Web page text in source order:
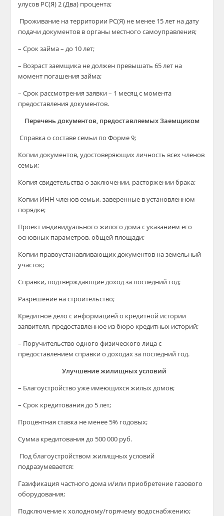
улусов РС(Я) 2 (Два) процента;
Проживание на территории РС(Я) не менее 15 лет на дату
подачи документов в органы местного самоуправления;
– Срок займа – до 10 лет;
– Возраст заемщика не должен превышать 65 лет на
момент погашения займа;
– Срок рассмотрения заявки – 1 месяц с момента
предоставления документов.
Перечень документов, предоставляемых Заемщиком
Справка о составе семьи по Форме 9;
Копии документов, удостоверяющих личность всех членов
семьи;
Копия свидетельства о заключении, расторжении брака;
Копии ИНН членов семьи, заверенные в установленном
порядке;
Проект индивидуального жилого дома с указанием его
основных параметров, общей площади;
Копии правоустанавливающих документов на земельный
участок;
Справки, подтверждающие доход за последний год;
Разрешение на строительство;
Кредитное дело с информацией о кредитной истории
заявителя, предоставленное из бюро кредитных историй;
– Поручительство одного физического лица с
предоставлением справки о доходах за последний год.
Улучшение жилищных условий
– Благоустройство уже имеющихся жилых домов;
– Срок кредитования до 5 лет;
Процентная ставка не менее 5% годовых;
Сумма кредитования до 500 000 руб.
Под благоустройством жилищных условий
подразумевается:
Газификация частного дома и/или приобретение газового
оборудования;
Подключение к холодному/горячему водоснабжению;